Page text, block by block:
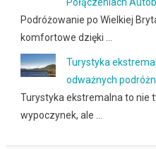
Podróżowanie po Wielkiej
komfortowe dzięki …
Turystyka
odważnych
Turystyka ekstremalna to nie
wypoczynek, ale …